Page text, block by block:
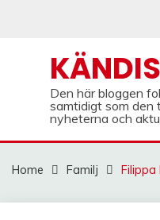
Den här bloggen
samtidigt som den
nyheterna och
Home Familj Filippa